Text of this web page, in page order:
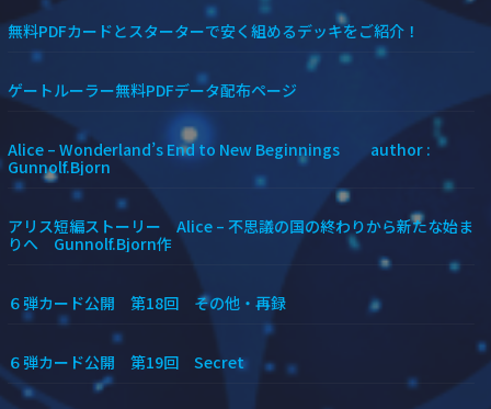
無料PDFカードとスターターで安く組めるデッキをご紹介！
ゲートルーラー無料PDFデータ配布ページ
Alice – Wonderland’s End to New Beginnings author :
Gunnolf.Bjorn
アリス短編ストーリー Alice – 不思議の国の終わりから新たな始ま
りへ Gunnolf.Bjorn作
６弾カード公開 第18回 その他・再録
６弾カード公開 第19回 Secret